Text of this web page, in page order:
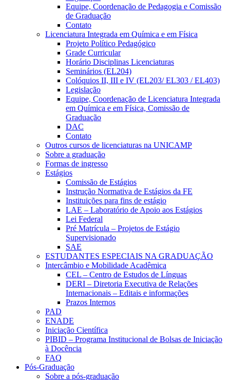
Equipe, Coordenação de Pedagogia e Comissão
de Graduação
Contato
Licenciatura Integrada em Química e em Física
Projeto Político Pedagógico
Grade Curricular
Horário Disciplinas Licenciaturas
Seminários (EL204)
Colóquios II, III e IV (EL203/ EL303 / EL403)
Legislação
Equipe, Coordenação de Licenciatura Integrada
em Química e em Física, Comissão de
Graduação
DAC
Contato
Outros cursos de licenciaturas na UNICAMP
Sobre a graduação
Formas de ingresso
Estágios
Comissão de Estágios
Instrução Normativa de Estágios da FE
Instituições para fins de estágio
LAE – Laboratório de Apoio aos Estágios
Lei Federal
Pré Matrícula – Projetos de Estágio
Supervisionado
SAE
ESTUDANTES ESPECIAIS NA GRADUAÇÃO
Intercâmbio e Mobilidade Acadêmica
CEL – Centro de Estudos de Línguas
DERI – Diretoria Executiva de Relações
Internacionais – Editais e informações
Prazos Internos
PAD
ENADE
Iniciação Científica
PIBID – Programa Institucional de Bolsas de Iniciação
à Docência
FAQ
Pós-Graduação
Sobre a pós-graduação